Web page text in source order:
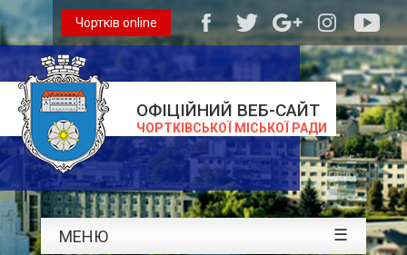
ОФІЦІЙНИЙ ВЕБ-САЙТ
ЧОРТКІВСЬКОЇ МІСЬКОЇ РАДИ
Чортків online
МЕНЮ ☰